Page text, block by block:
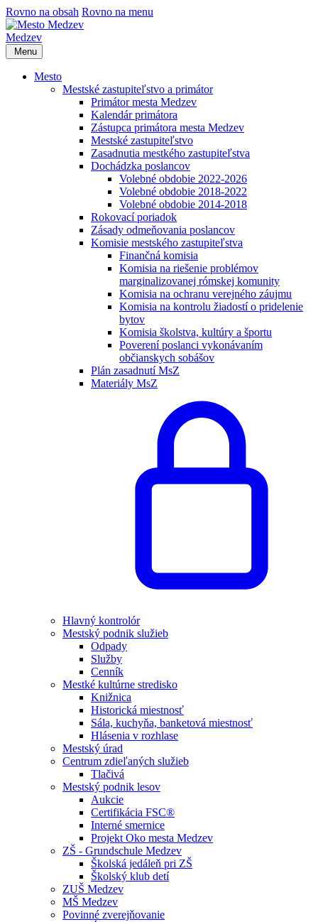
Rovno na obsah Rovno na menu
Medzev
Menu
Mesto
Mestské zastupiteľstvo a primátor
Primátor mesta Medzev
Kalendár primátora
Zástupca primátora mesta Medzev
Mestské zastupiteľstvo
Zasadnutia mestkého zastupiteľstva
Dochádzka poslancov
Volebné obdobie 2022-2026
Volebné obdobie 2018-2022
Volebné obdobie 2014-2018
Rokovací poriadok
Zásady odmeňovania poslancov
Komisie mestského zastupiteľstva
Finančná komisia
Komisia na riešenie problémov
marginalizovanej rómskej komunity
Komisia na ochranu verejného záujmu
Komisia na kontrolu žiadostí o pridelenie
bytov
Komisia školstva, kultúry a športu
Poverení poslanci vykonávaním
občianskych sobášov
Plán zasadnutí MsZ
Materiály MsZ
Hlavný kontrolór
Mestský podnik služieb
Odpady
Služby
Cenník
Mestké kultúrne stredisko
Knižnica
Historická miestnosť
Sála, kuchyňa, banketová miestnosť
Hlásenia v rozhlase
Mestský úrad
Centrum zdieľaných služieb
Tlačivá
Mestský podnik lesov
Aukcie
Certifikácia FSC®
Interné smernice
Projekt Oko mesta Medzev
ZŠ - Grundschule Medzev
Školská jedáleň pri ZŠ
Školský klub detí
ZUŠ Medzev
MŠ Medzev
Povinné zverejňovanie